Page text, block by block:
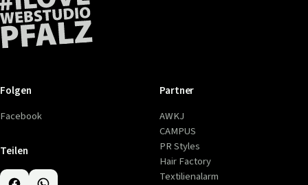
Folgen
Facebook
Teilen
Partner
AWKJ
CAMPUS
PR Styles
Hair Factory
Textilienalarm